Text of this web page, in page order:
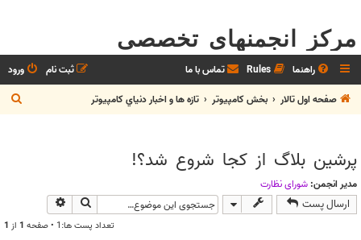
مرکز انجمنهای تخصصی
راهنما Rules تماس با ما ورود
ثبت نام
صفحه اول تالار
بخش كامپيوتر تازه ها و اخبار دنياي کامپيوتر
س
پرشین بلاگ از کجا شروع شد؟!
مدیر انجمن: شوراي نظارت
ارسال پست جستجو
تعداد پست ها:1 • صفحه 1 از 1